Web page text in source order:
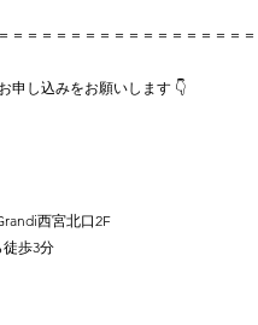
＝＝＝＝＝＝＝＝＝＝＝＝＝＝＝＝
申し込みをお願いします 👇
西宮北口2F
歩3分